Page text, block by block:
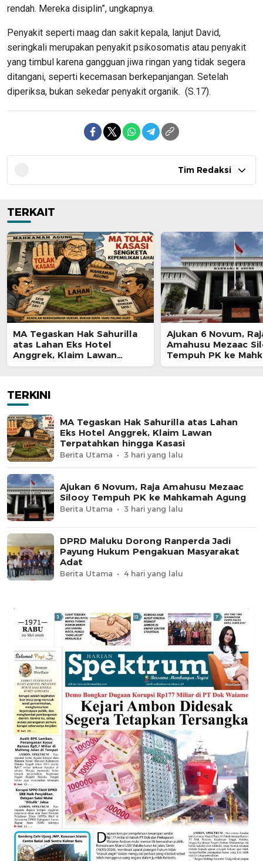
rendah. Mereka disiplin”, ungkapnya.
Penyakit seperti maag dan sakit kepala, lanjut David,
seringkali merupakan penyakit psikosomatis atau penyakit
yang timbul karena gangguan jiwa ringan yang tidak segera
ditangani, seperti kecemasan berkepanjangan. Setelah
diperiksa, bukan sekedar penyakit organik. (S.17).
Tim Redaksi
TERKAIT
MA Tegaskan Hak Sahurilla
atas Lahan Eks Hotel
Anggrek, Klaim Lawan
Terpatahkan hingga Kasasi
Ajukan 6 Novum,
Amahusu Mezaac
Tempuh PK ke
Agung
TERKINI
MA Tegaskan Hak Sahurilla atas Lahan
Eks Hotel Anggrek, Klaim Lawan
Terpatahkan hingga Kasasi
Berita Utama 3 hari yang lalu
Ajukan 6 Novum, Raja Amahusu Mezaac
Silooy Tempuh PK ke Mahkamah Agung
Berita Utama 3 hari yang lalu
DPRD Maluku Dorong Ranperda Jadi
Payung Hukum Pengakuan Masyarakat
Adat
Berita Utama 4 hari yang lalu